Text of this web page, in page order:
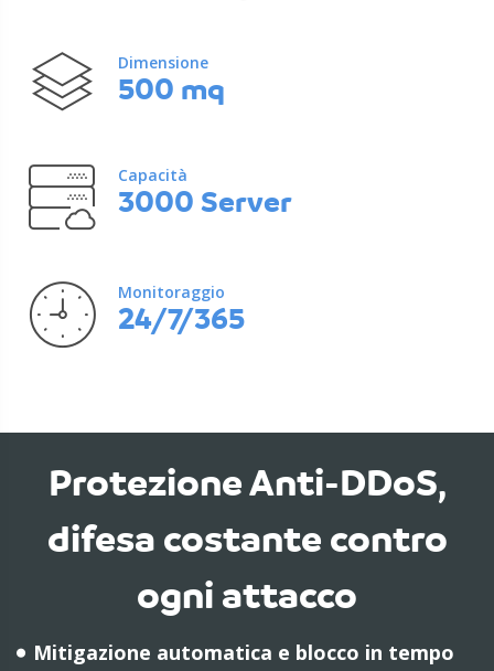
Dimensione
500 mq
Capacità
3000 Server
Monitoraggio
24/7/365
Protezione Anti-DDoS,
difesa costante contro
ogni attacco
Mitigazione automatica e blocco in tempo